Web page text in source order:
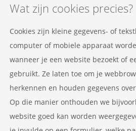
Wat zijn cookies precies?
Cookies zijn kleine gegevens- of
computer of mobiele apparaat
wanneer je een website bezoekt of
gebruikt. Ze laten toe om je
herkennen en houden gegevens
Op die manier onthouden we
website goed kan worden